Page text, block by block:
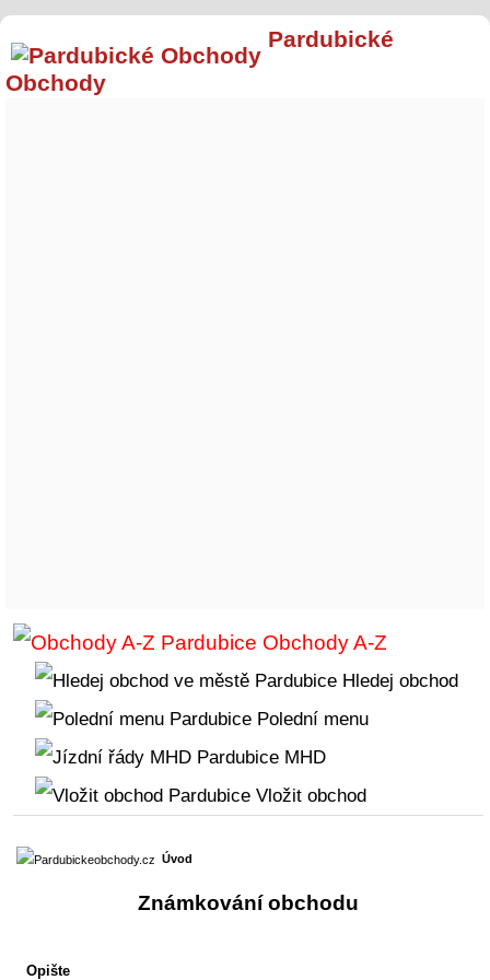
Pardubické
Obchody
Obchody A-Z
Hledej obchod
Polední menu
MHD
Vložit obchod
Úvod
Známkování obchodu
Opište